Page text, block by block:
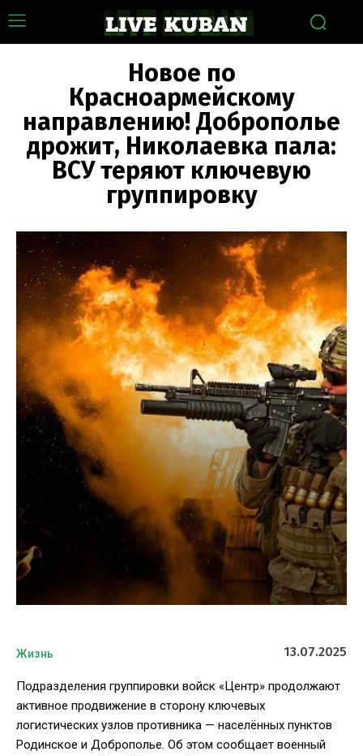
Новое по
Красноармейскому
направлению! Доброполье
дрожит, Николаевка пала:
ВСУ теряют ключевую
группировку
Жизнь 13.07.2025
Подразделения группировки войск «Центр» продолжают
активное продвижение в сторону ключевых
логистических узлов противника — населённых пунктов
Родинское и Доброполье. Об этом сообщает военный